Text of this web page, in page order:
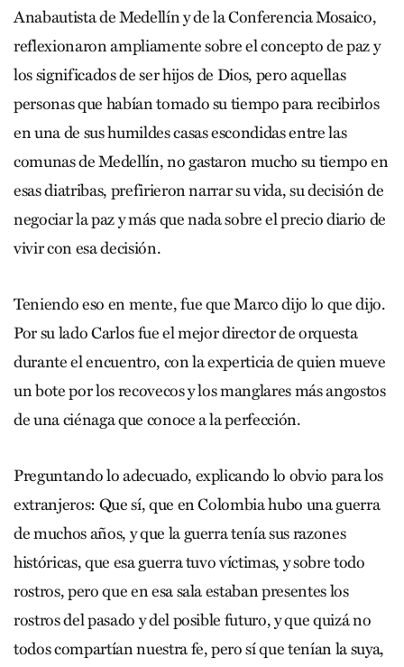
Anabautista de Medellín y de la Conferencia Mosaico,
reflexionaron ampliamente sobre el concepto de paz y
los significados de ser hijos de Dios, pero aquellas
personas que habían tomado su tiempo para recibirlos
en una de sus humildes casas escondidas entre las
comunas de Medellín, no gastaron mucho su tiempo en
esas diatribas, prefirieron narrar su vida, su decisión de
negociar la paz y más que nada sobre el precio diario de
vivir con esa decisión.
Teniendo eso en mente, fue que Marco dijo lo que dijo.
Por su lado Carlos fue el mejor director de orquesta
durante el encuentro, con la experticia de quien mueve
un bote por los recovecos y los manglares más angostos
de una ciénaga que conoce a la perfección.
Preguntando lo adecuado, explicando lo obvio para los
extranjeros: Que sí, que en Colombia hubo una guerra
de muchos años, y que la guerra tenía sus razones
históricas, que esa guerra tuvo víctimas, y sobre todo
rostros, pero que en esa sala estaban presentes los
rostros del pasado y del posible futuro, y que quizá no
todos compartían nuestra fe, pero sí que tenían la suya,